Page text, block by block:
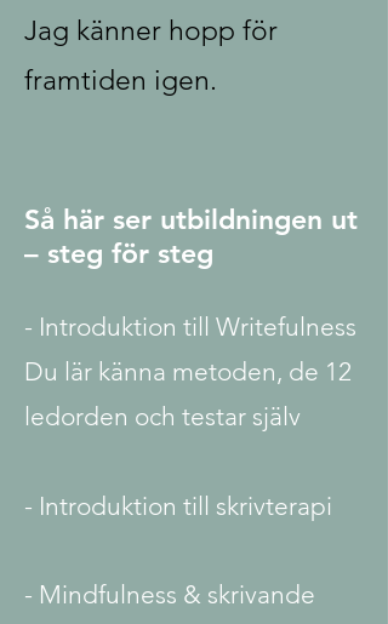
Jag känner hopp för
framtiden igen.
Så här ser utbildningen ut
– steg för steg
- Introduktion till Writefulness
Du lär känna metoden, de 12
ledorden och testar själv
- Introduktion till skrivterapi
- Mindfulness & skrivande